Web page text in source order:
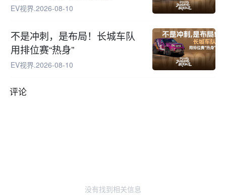
EV视界.2026-08-10
不是冲刺，是布局！长城车队
用排位赛“热身”
EV视界.2026-08-10
评论
没有找到相关信息